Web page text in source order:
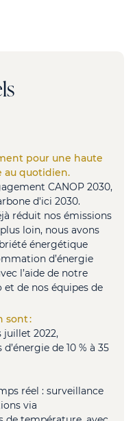
pour une haute
au quotidien.
CANOP 2030,
d'ici 2030.
réduit nos émissions
loin, nous avons
énergétique
d’énergie
l’aide de notre
et de nos équipes de
sont :
juillet 2022,
de 10 % à 35
réel : surveillance
via